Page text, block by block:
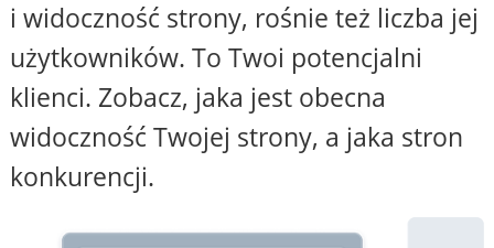
i widoczność strony, rośnie też liczba jej
użytkowników. To Twoi potencjalni
klienci. Zobacz, jaka jest obecna
widoczność Twojej strony, a jaka stron
konkurencji.